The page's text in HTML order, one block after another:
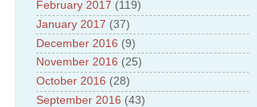
February 2017 (119)
January 2017 (37)
December 2016 (9)
November 2016 (25)
October 2016 (28)
September 2016 (43)